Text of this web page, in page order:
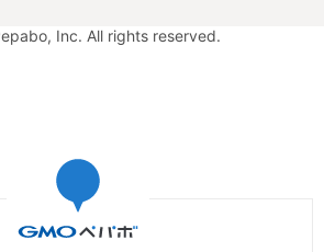
Inc. All rights reserved.